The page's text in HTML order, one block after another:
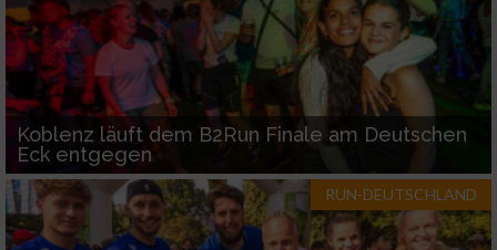
Koblenz läuft dem B2Run Finale am Deutschen
Eck entgegen
RUN-DEUTSCHLAND